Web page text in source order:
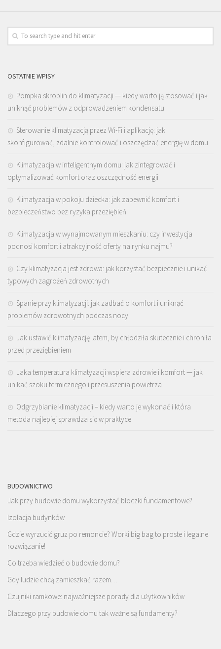
OSTATNIE WPISY
Pompka skroplin do klimatyzacji — kiedy warto ją stosować i jak
uniknąć problemów z odprowadzeniem kondensatu
Sterowanie klimatyzacją przez Wi-Fi i aplikację: jak
skonfigurować, zdalnie kontrolować i oszczędzać energię w domu
Klimatyzacja w inteligentnym domu: jak zintegrować i
optymalizować komfort oraz oszczędność energii
Klimatyzacja w pokoju dziecka: jak zapewnić komfort i
bezpieczeństwo bez ryzyka przeziębień
Klimatyzacja w wynajmowanym mieszkaniu: czy inwestycja
podnosi komfort i atrakcyjność oferty na rynku najmu?
Czy klimatyzacja jest zdrowa: jak korzystać bezpiecznie i unikać
typowych zagrożeń zdrowotnych
Spanie przy klimatyzacji: jak zadbać o komfort i uniknąć
problemów zdrowotnych podczas nocy
Jak ustawić klimatyzację latem, by chłodziła skutecznie i chroniła
przed przeziębieniem
Jaka temperatura klimatyzacji wspiera zdrowie i komfort — jak
unikać szoku termicznego i przesuszenia powietrza
Odgrzybianie klimatyzacji – kiedy warto je wykonać i która
metoda najlepiej sprawdza się w praktyce
BUDOWNICTWO
Jak przy budowie domu wykorzystać bloczki fundamentowe?
Izolacja budynków
Gdzie wyrzucić gruz po remoncie? Worki big bag to proste i legalne
rozwiązanie!
Co trzeba wiedzieć o budowie domu?
Gdy ludzie chcą zamieszkać razem…
Czujniki ramkowe: najważniejsze porady dla użytkowników
Dlaczego przy budowie domu tak ważne są fundamenty?